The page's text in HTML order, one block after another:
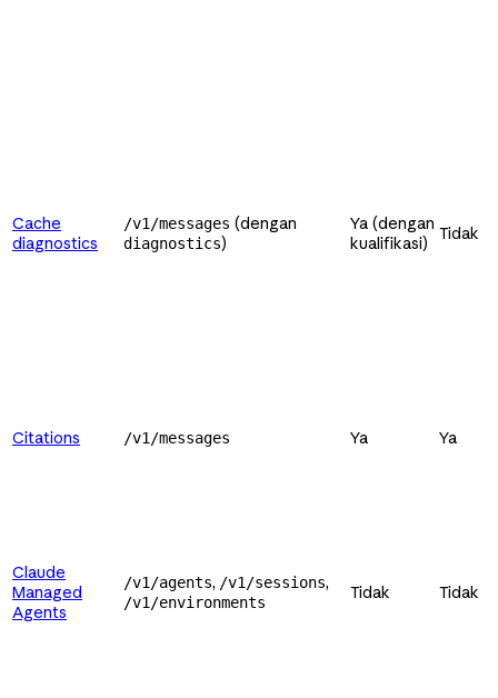
Cache
diagnostics
/v1/messages (dengan
diagnostics)
Ya (dengan
kualifikasi)
Tidak
Citations /v1/messages Ya Ya
Claude
Managed
Agents
/v1/agents, /v1/sessions,
/v1/environments Tidak Tidak